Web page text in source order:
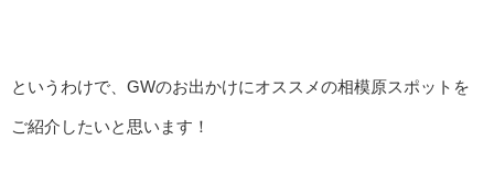
というわけで、GWのお出かけにオススメの相模原スポットを
ご紹介したいと思います！